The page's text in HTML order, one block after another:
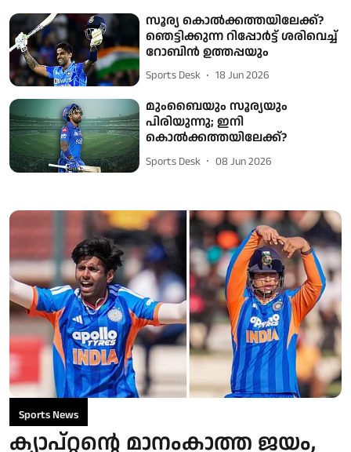
സൂര്യ കൊൽക്കത്തയിലേക്ക്?
ഞെട്ടിക്കുന്ന റിപ്പോർട്ട് ശരിവെച്ച്
റോബിൻ ഉത്തപ്പയും
Sports Desk 18 Jun 2026
മുംബൈയും സൂര്യയും
പിരിയുന്നു; ഇനി
കൊൽക്കത്തയിലേക്ക്?
Sports Desk 08 Jun 2026
Sports News
ക്യാപ്റ്റന്റെ മാനംകാത്ത ജയം,